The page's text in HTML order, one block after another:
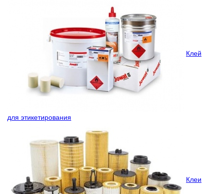
Клей
для этикетирования
Клеи